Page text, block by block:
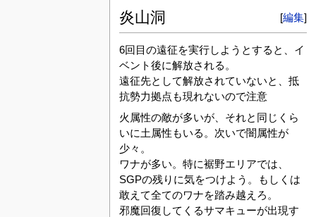
[編集]
炎山洞
6回目の遠征を実行しようとすると、イ
ベント後に解放される。
遠征先として解放されていないと、抵
抗勢力拠点も現れないので注意
火属性の敵が多いが、それと同じくら
いに土属性もいる。次いで闇属性が
少々。
ワナが多い。特に裾野エリアでは、
SGPの残りに気をつけよう。もしくは
敢えて全てのワナを踏み越えろ。
邪魔回復してくるサマキューが出現す